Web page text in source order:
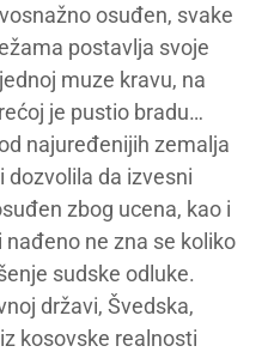
osuđen, svake
postavlja svoje
muze kravu, na
je pustio bradu…
najuređenijih zemalja
dozvolila da izvesni
zbog ucena, kao i
ne zna se koliko
sudske odluke.
državi, Švedska,
kosovske realnosti